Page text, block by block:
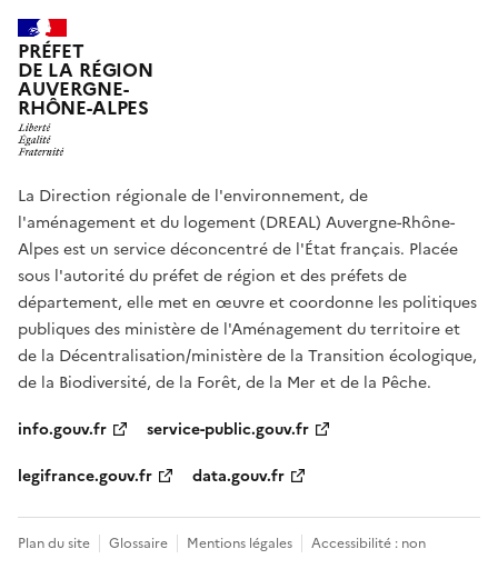
PRÉFET
DE LA RÉGION
AUVERGNE-
RHÔNE-ALPES
La Direction régionale de l'environnement, de
l'aménagement et du logement (DREAL) Auvergne-Rhône-
Alpes est un service déconcentré de l'État français. Placée
sous l'autorité du préfet de région et des préfets de
département, elle met en œuvre et coordonne les politiques
publiques des ministère de l'Aménagement du territoire et
de la Décentralisation/ministère de la Transition écologique,
de la Biodiversité, de la Forêt, de la Mer et de la Pêche.
info.gouv.fr
service-public.gouv.fr
legifrance.gouv.fr
data.gouv.fr
Plan du site Glossaire Mentions légales Accessibilité : non